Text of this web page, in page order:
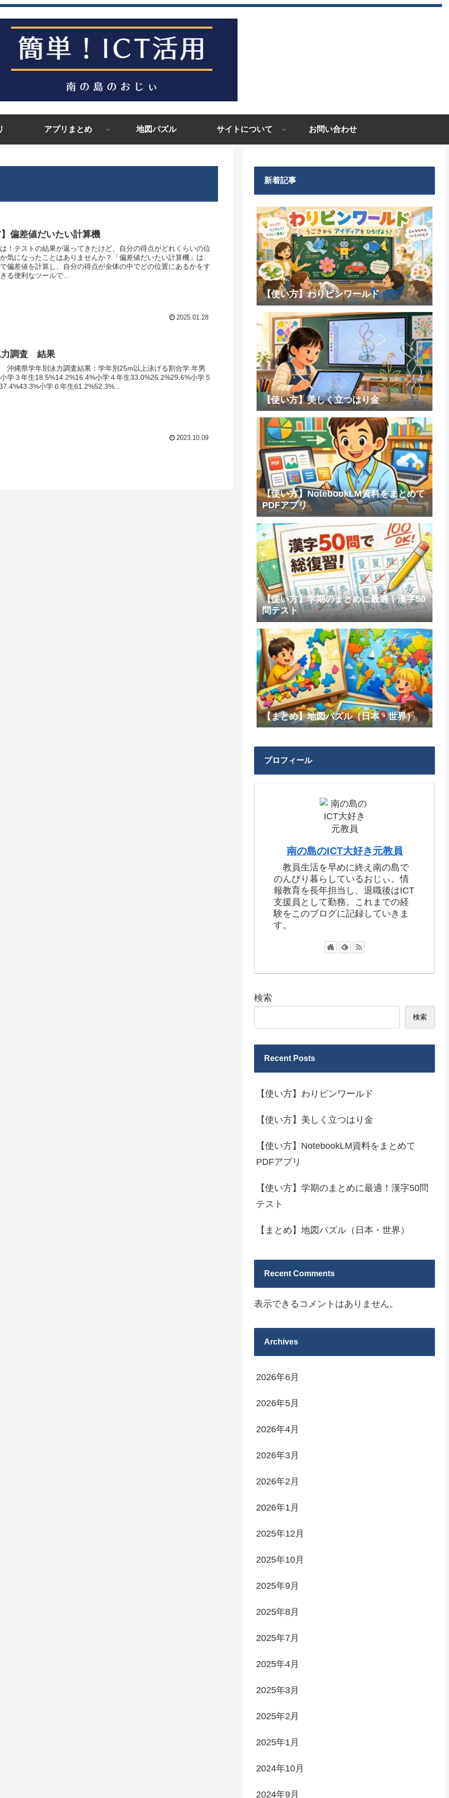
アプリまとめ 地図パズル サイトについて お問い合わせ
】偏差値だいたい計算機
！テストの結果が返ってきたけど、自分の得点がどれくらいの位
気になったことはありませんか？「偏差値だいたい計算機」は、
偏差値を計算し、自分の得点が全体の中でどの位置にあるかをす
る便利なツールで...
2025.01.28
力調査 結果
沖縄県学年別泳力調査結果：学年別25m以上泳げる割合学 年男
学３年生18.5%14.2%16.4%小学４年生33.0%26.2%29.6%小学５
小学６年生61.2%52.3%...
2023.10.09
新着記事
【使い方】わりピンワールド
【使い方】美しく立つはり金
【使い方】NotebookLM資料をまとめて
PDFアプリ
【使い方】学期のまとめに最適！漢字50
問テスト
【まとめ】地図パズル（日本・世界）
プロフィール
南の島のICT大好き元教員
教員生活を早めに終え南の島で
のんびり暮らしているおじぃ。情
報教育を長年担当し、退職後はICT
支援員として勤務。これまでの経
験をこのブログに記録していきま
す。
検索
検索
Recent Posts
【使い方】わりピンワールド
【使い方】美しく立つはり金
【使い方】NotebookLM資料をまとめて
PDFアプリ
【使い方】学期のまとめに最適！漢字50問
テスト
【まとめ】地図パズル（日本・世界）
Recent Comments
表示できるコメントはありません。
Archives
2026年6月
2026年5月
2026年4月
2026年3月
2026年2月
2026年1月
2025年12月
2025年10月
2025年9月
2025年8月
2025年7月
2025年4月
2025年3月
2025年2月
2025年1月
2024年10月
2024年9月